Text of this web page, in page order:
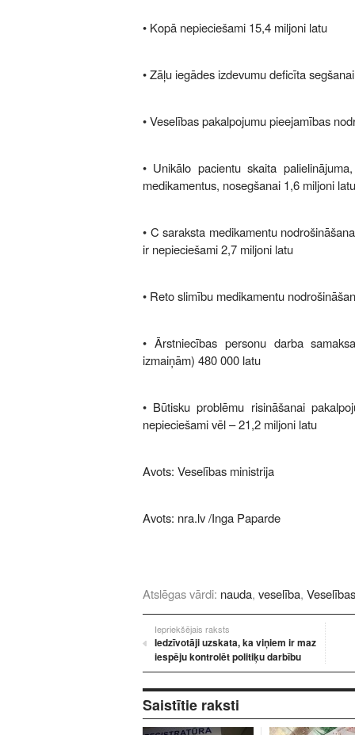
• Kopā nepieciešami 15,4 miljoni latu
• Zāļu iegādes izdevumu deficīta
• Veselības pakalpojumu pieejamības
• Unikālo pacientu skaita
medikamentus, nosegšanai 1,6 miljoni latu
• C saraksta medikamentu
ir nepieciešami 2,7 miljoni latu
• Reto slimību medikamentu
• Ārstniecības personu darba
izmaiņām) 480 000 latu
• Būtisku problēmu risināšanai
nepieciešami vēl – 21,2 miljoni latu
Avots: Veselības ministrija
Avots: nra.lv/Inga Paparde
Atslēgas vārdi: nauda, veselība,
Iepriekšējais raksts
Iedzīvotāji uzskata, ka viņiem ir maz
iespēju kontrolēt politiķu darbību
Saistītie raksti